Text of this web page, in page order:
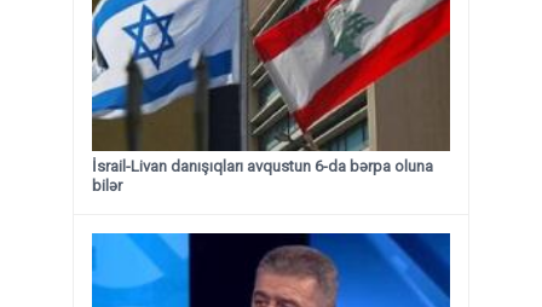
İsrail-Livan danışıqları avqustun 6-da bərpa oluna
bilər